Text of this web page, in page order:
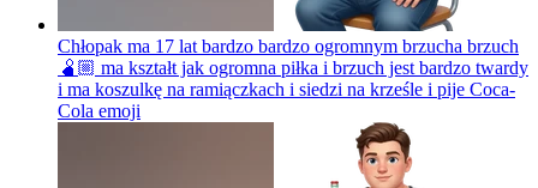
Chłopak ma 17 lat bardzo bardzo ogromnym brzucha brzuch
🫄🏼 ma kształt jak ogromna piłka i brzuch jest bardzo twardy
i ma koszulkę na ramiączkach i siedzi na krześle i pije Coca-
Cola emoji